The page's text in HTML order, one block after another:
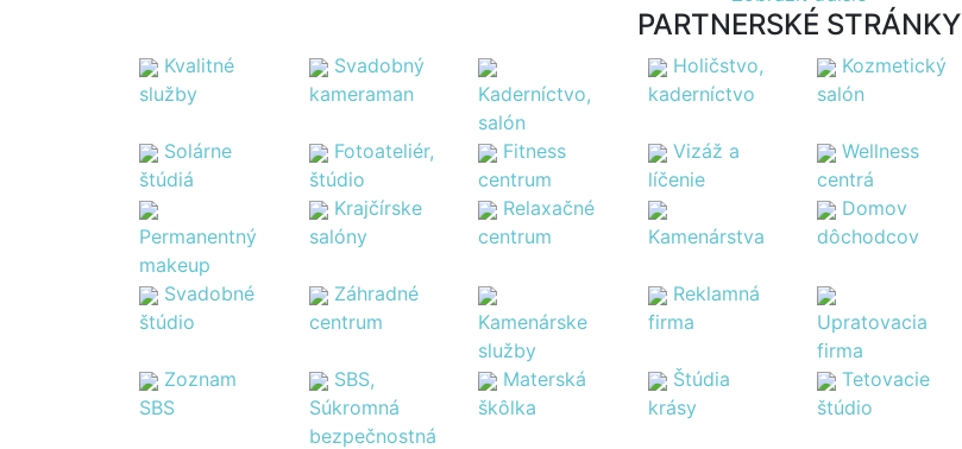
PARTNERSKÉ STRÁNKY
Kvalitné
služby
Svadobný
kameraman
Kaderníctvo,
salón
Holičstvo,
kaderníctvo
Kozmetický
salón
Solárne
štúdiá
Fotoateliér,
štúdio
Fitness
centrum
Vizáž a
líčenie
Wellness
centrá
Permanentný
makeup
Krajčírske
salóny
Relaxačné
centrum
Kamenárstva
Domov
dôchodcov
Svadobné
štúdio
Záhradné
centrum
Kamenárske
služby
Reklamná
firma
Upratovacia
firma
Zoznam
SBS
SBS,
Súkromná
bezpečnostná
Materská
škôlka
Štúdia
krásy
Tetovacie
štúdio